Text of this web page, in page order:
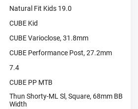
Natural Fit Kids 19.0
CUBE Kid
CUBE Varioclose, 31.8mm
CUBE Performance Post, 27.2mm
7.4
CUBE PP MTB
Thun Shorty-ML Sl, Square, 68mm BB
Width